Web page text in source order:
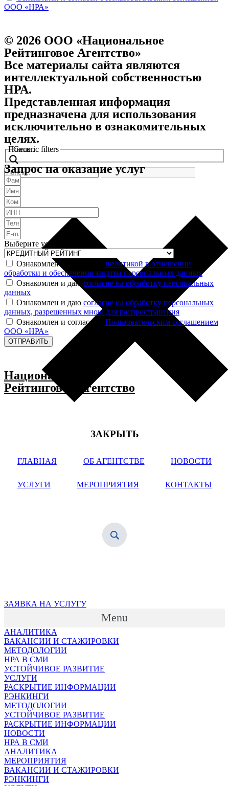
ООО «НРА»
© 2026 ООО «Национальное
Рейтинговое Агентство»
Все материалы сайта являются
интеллектуальной собственностью
НРА.
Представленная информация
предназначена для использования
исключительно в ознакомительных
целях.
Поиск..
Generic filters
Запрос на оказание услуг
Выберите услугу
Ознакомлен и согласен с политикой в отношении
обработки и обеспечения защиты персональных данных
Ознакомлен и даю согласие на обработку персональных
данных
Ознакомлен и даю согласие на обработку персональных
данных, разрешенных мною для распространения
Ознакомлен и согласен с Пользовательским соглашением
ООО «НРА»
ОТПРАВИТЬ
Национальное
Рейтинговое Агентство
ЗАКРЫТЬ
ГЛАВНАЯ ОБ АГЕНТСТВЕ НОВОСТИ
УСЛУГИ МЕРОПРИЯТИЯ КОНТАКТЫ
ЗАЯВКА НА УСЛУГУ
Menu
АНАЛИТИКА
ВАКАНСИИ И СТАЖИРОВКИ
МЕТОДОЛОГИИ
НРА В СМИ
УСТОЙЧИВОЕ РАЗВИТИЕ
УСЛУГИ
РАСКРЫТИЕ ИНФОРМАЦИИ
РЭНКИНГИ
МЕТОДОЛОГИИ
УСТОЙЧИВОЕ РАЗВИТИЕ
РАСКРЫТИЕ ИНФОРМАЦИИ
НОВОСТИ
НРА В СМИ
АНАЛИТИКА
МЕРОПРИЯТИЯ
ВАКАНСИИ И СТАЖИРОВКИ
РЭНКИНГИ